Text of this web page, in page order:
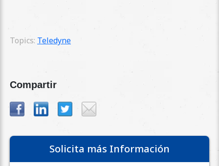
Topics: Teledyne
Compartir
Solicita más Información